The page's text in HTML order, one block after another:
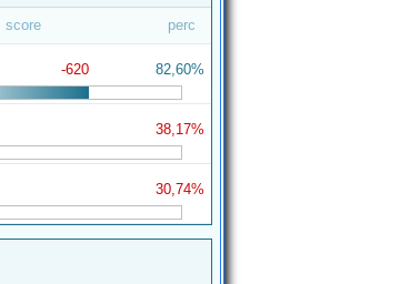
score perc
-620 82,60%
38,17%
30,74%